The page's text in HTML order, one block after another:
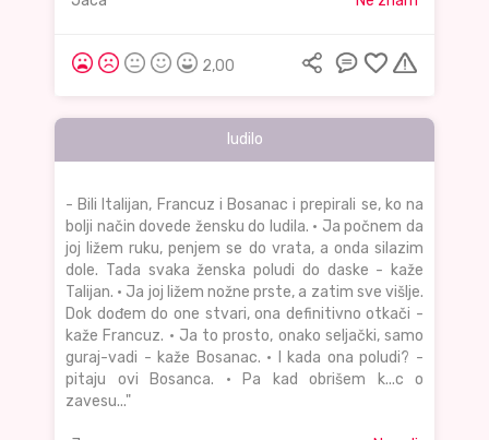
2,00
ludilo
- Bili Italijan, Francuz i Bosanac i prepirali se, ko na
bolji način dovede žensku do ludila. • Ja počnem da
joj ližem ruku, penjem se do vrata, a onda silazim
dole. Tada svaka ženska poludi do daske - kaže
Talijan. • Ja joj ližem nožne prste, a zatim sve višlje.
Dok dođem do one stvari, ona definitivno otkači -
kaže Francuz. • Ja to prosto, onako seljački, samo
guraj-vadi - kaže Bosanac. • I kada ona poludi? -
pitaju ovi Bosanca. • Pa kad obrišem k...c o
zavesu..."